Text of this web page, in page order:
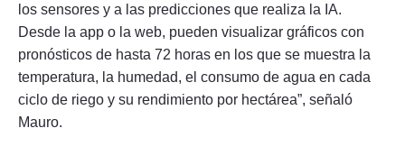
los sensores y a las predicciones que realiza la IA.
Desde la app o la web, pueden visualizar gráficos con
pronósticos de hasta 72 horas en los que se muestra la
temperatura, la humedad, el consumo de agua en cada
ciclo de riego y su rendimiento por hectárea”, señaló
Mauro.